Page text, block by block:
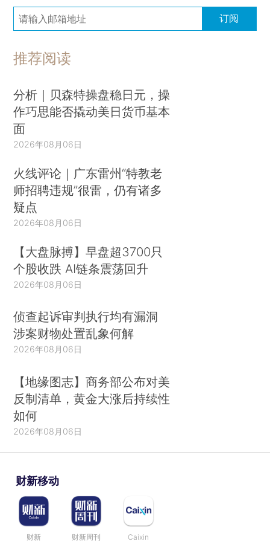
订阅
推荐阅读
分析｜贝森特操盘稳日元，操
作巧思能否撬动美日货币基本
面
2026年08月06日
火线评论｜广东雷州“特教老
师招聘违规”很雷，仍有诸多
疑点
2026年08月06日
【大盘脉搏】早盘超3700只
个股收跌 AI链条震荡回升
2026年08月06日
侦查起诉审判执行均有漏洞
涉案财物处置乱象何解
2026年08月06日
【地缘图志】商务部公布对美
反制清单，黄金大涨后持续性
如何
2026年08月06日
财新移动
财新 财新周刊 Caixin